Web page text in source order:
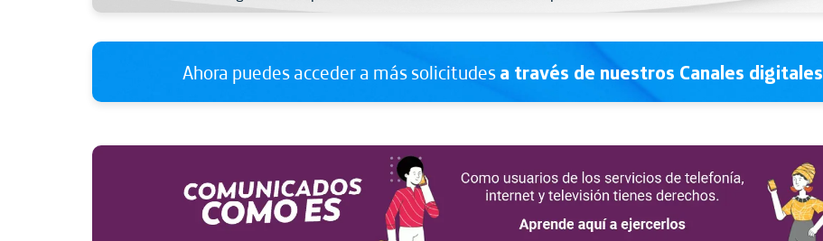
Ahora puedes acceder a más solicitudesa través de nuestros Canales digitales